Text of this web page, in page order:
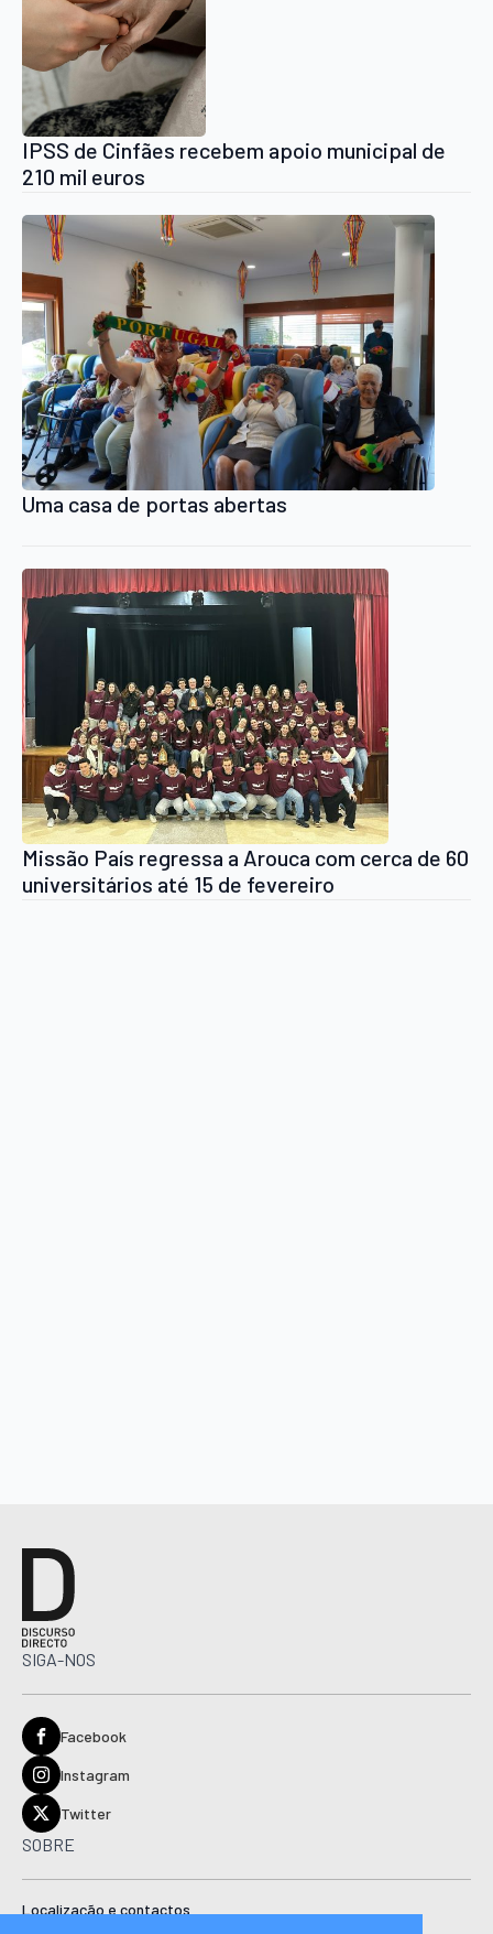
IPSS de Cinfães recebem apoio municipal de
210 mil euros
Uma casa de portas abertas
Missão País regressa a Arouca com cerca de 60
universitários até 15 de fevereiro
SIGA-NOS
Facebook
Instagram
Twitter
SOBRE
Localização e contactos